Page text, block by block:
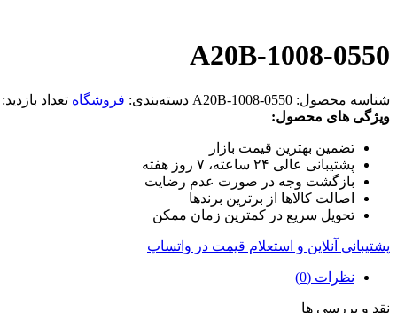
A20B-1008-0550
شناسه محصول: A20B-1008-0550 دسته‌بندی: فروشگاه تعداد بازدید:
ویژگی های محصول:
تضمین بهترین قیمت بازار
پشتیبانی عالی ۲۴ ساعته، ۷ روز هفته
بازگشت وجه در صورت عدم رضایت
اصالت کالاها از برترین برندها
تحویل سریع در کمترین زمان ممکن
پشتیبانی آنلاین و استعلام قیمت در واتساپ
نظرات (0)
نقد و بررسی ها